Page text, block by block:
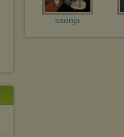
ssonja